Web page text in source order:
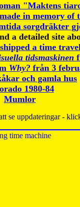
"Maktens
in memory of
sorgdräkter
a detailed site
a time
tidsmaskinen
Why?från 3
och gamla hus
1980-84
Mumlor
se uppdateringar -